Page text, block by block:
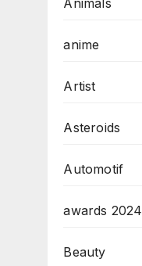
anime
Artist
Asteroids
Automotif
awards 2024
Beauty